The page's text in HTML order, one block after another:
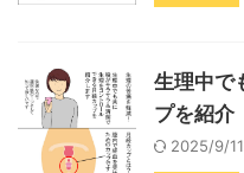
生理中で
プを紹介
2025/9/11